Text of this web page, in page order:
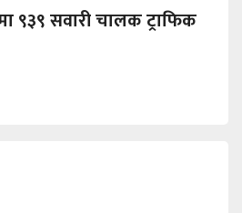
९३९ सवारी चालक ट्राफिक